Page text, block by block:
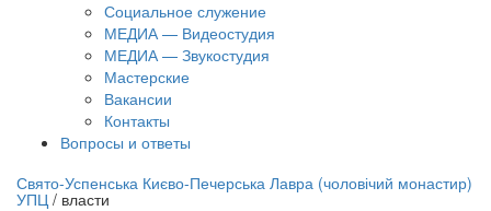
Социальное служение
МЕДИА — Видеостудия
МЕДИА — Звукостудия
Мастерские
Вакансии
Контакты
Вопросы и ответы
трансляция | 12 сентября
Свято-Успенська Києво-Печерська Лавра (чоловічий монастир)
УПЦ / власти